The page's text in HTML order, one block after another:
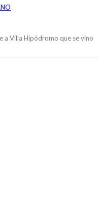
a Villa Hipódromo que se vino